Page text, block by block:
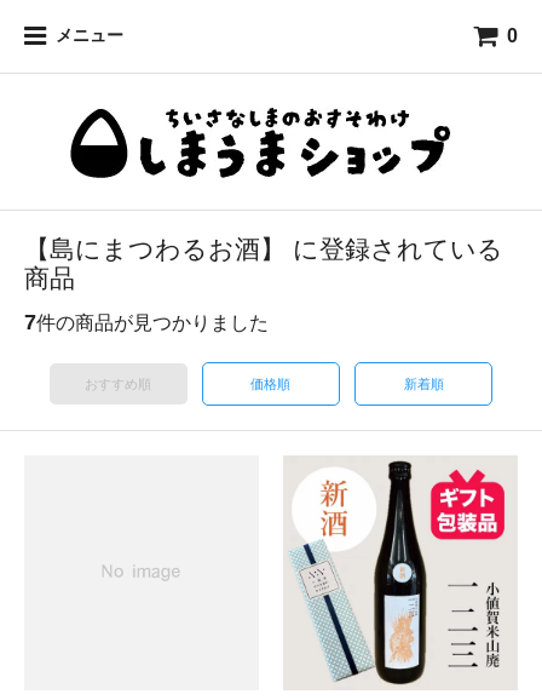
メニュー 0
【島にまつわるお酒】 に登録されている
商品
7件の商品が見つかりました
おすすめ順 価格順 新着順